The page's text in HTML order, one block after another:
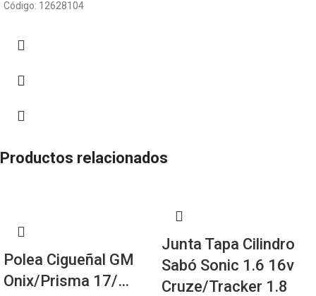
Código: 12628104
Productos relacionados
Polea Cigueñal GM
Onix/Prisma 17/…
Junta Tapa Cilindro
Sabó Sonic 1.6 16v
Cruze/Tracker 1.8